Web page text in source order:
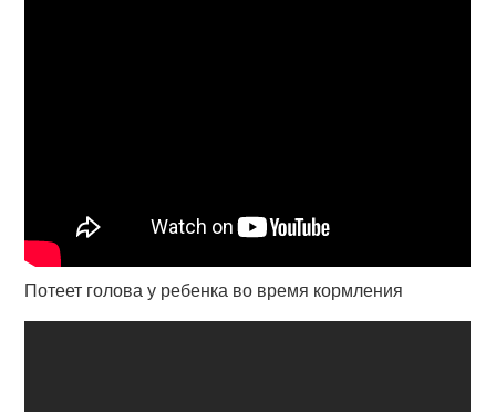
Потеет голова у ребенка во время кормления